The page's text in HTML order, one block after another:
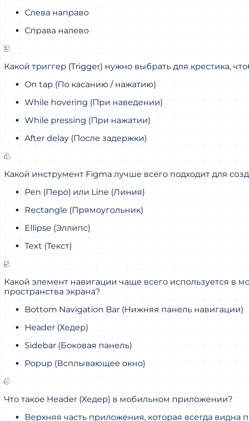
Слева направо
Справа налево
3
Какой триггер (Trigger) нужно выбрать для крестика,
On tap (По касанию / нажатию)
While hovering (При наведении)
While pressing (При нажатии)
After delay (После задержки)
4
Какой инструмент Figma лучше всего подходит для
Pen (Перо) или Line (Линия)
Rectangle (Прямоугольник)
Ellipse (Эллипс)
Text (Текст)
5
Какой элемент навигации чаще всего используется в
пространства экрана?
Bottom Navigation Bar (Нижняя панель навигации)
Header (Хедер)
Sidebar (Боковая панель)
Popup (Всплывающее окно)
6
Что такое Header (Хедер) в мобильном приложении?
Верхняя часть приложения, которая всегда видна